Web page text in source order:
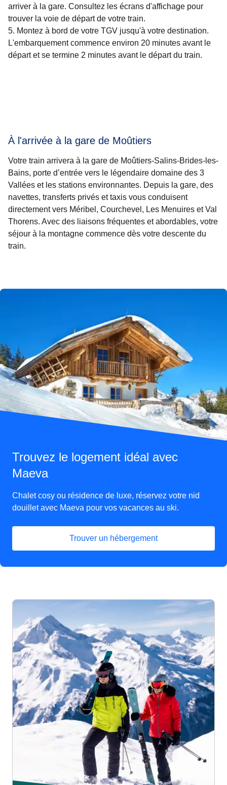
arriver à la gare. Consultez les écrans d'affichage pour
trouver la voie de départ de votre train.
Montez à bord de votre TGV jusqu'à votre destination.
L'embarquement commence environ 20 minutes avant le
départ et se termine 2 minutes avant le départ du train.
À l'arrivée à la gare de Moûtiers
Votre train arrivera à la gare de Moûtiers-Salins-Brides-les-
Bains, porte d’entrée vers le légendaire domaine des 3
Vallées et les stations environnantes. Depuis la gare, des
navettes, transferts privés et taxis vous conduisent
directement vers Méribel, Courchevel, Les Menuires et Val
Thorens. Avec des liaisons fréquentes et abordables, votre
séjour à la montagne commence dès votre descente du
train.
Trouvez le logement idéal avec
Maeva
Chalet cosy ou résidence de luxe, réservez votre nid
douillet avec Maeva pour vos vacances au ski.
Trouver un hébergement
(Ouvre un nouvel onglet